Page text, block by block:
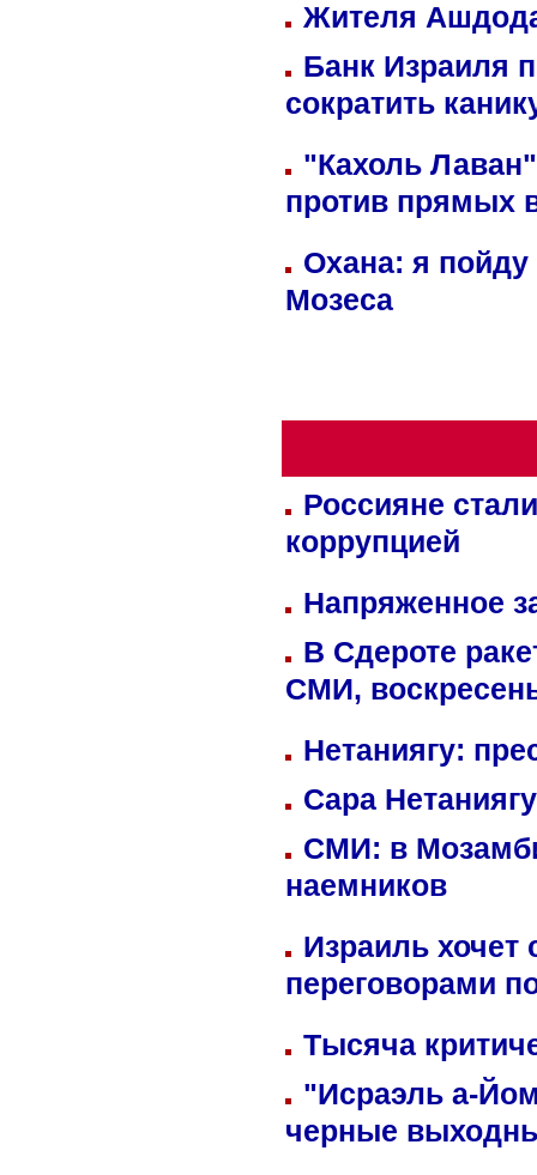
Жителя
Банк Израиля
сократить
"Кахоль
против прямых
Охана: я пойду
Мозеса
Россияне
коррупцией
Напряженное
В Сдероте
СМИ,
Нетаниягу:
Сара
СМИ: в
наемников
Израиль хочет
переговорами
Тысяча
"Исраэль а-
черные